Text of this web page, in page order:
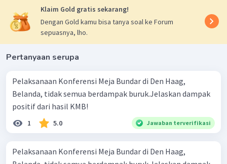
Klaim Gold gratis sekarang!
Dengan Gold kamu bisa tanya soal ke Forum
sepuasnya, lho.
Pertanyaan serupa
Pelaksanaan Konferensi Meja Bundar di Den Haag,
Belanda, tidak semua berdampak buruk.Jelaskan dampak
positif dari hasil KMB!
1 5.0 Jawaban terverifikasi
Pelaksanaan Konferensi Meja Bundar di Den Haag,